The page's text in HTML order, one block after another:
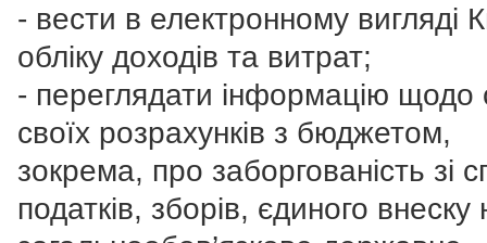
- вести в електронному вигляді
обліку доходів та витрат;
- переглядати інформацію щодо
своїх розрахунків з бюджетом,
зокрема, про заборгованість зі
податків, зборів, єдиного внеску